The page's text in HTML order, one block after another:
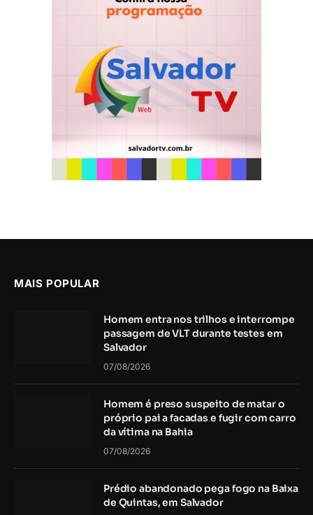
MAIS POPULAR
Homem entra nos trilhos e interrompe
passagem de VLT durante testes em
Salvador
07/08/2026
Homem é preso suspeito de matar o
próprio pai a facadas e fugir com carro
da vítima na Bahia
07/08/2026
Prédio abandonado pega fogo na Baixa
de Quintas, em Salvador